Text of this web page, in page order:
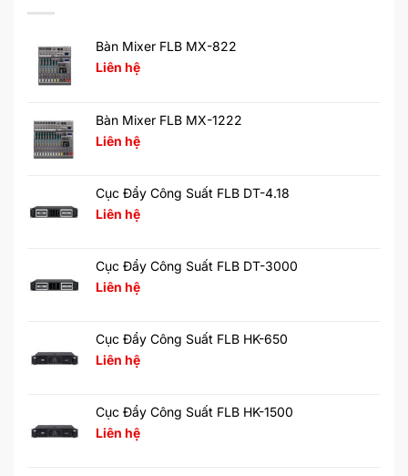
Bàn Mixer FLB MX-822
Liên hệ
Bàn Mixer FLB MX-1222
Liên hệ
Cục Đẩy Công Suất FLB DT-4.18
Liên hệ
Cục Đẩy Công Suất FLB DT-3000
Liên hệ
Cục Đẩy Công Suất FLB HK-650
Liên hệ
Cục Đẩy Công Suất FLB HK-1500
Liên hệ